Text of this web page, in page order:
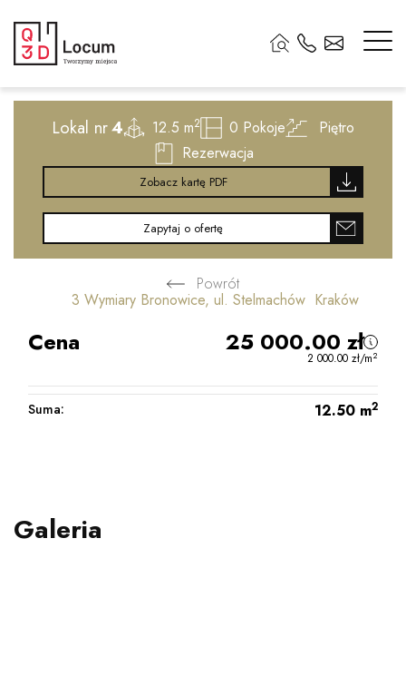
Lokal nr4 12.5 m2 0 Pokoje
Piętro
Rezerwacja
Zobacz kartę PDF
Zapytaj o ofertę
Powrót
3 Wymiary Bronowice, ul. Stelmachów Kraków
Cena 25 000.00 zł
2 000.00 zł/m2
Suma: 12.50 m2
Galeria
2